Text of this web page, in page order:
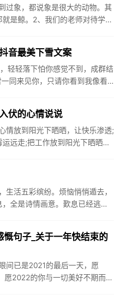
过象，都说象是很大的动物。其
是鲸。2、我们的老师对待学生
音最美下雪文案
轻轻落下怕你感觉不到，成群结
同来见你，只请你看到我像看
伏的心情说说
情放到阳光下晒晒，让快乐渗透;
远走;把工作放到阳光下晒晒，
生活五彩缤纷。烦恼悄悄遁去，
全是诗情画意。歎息已经逃
句子_关于一年快结束的
间已是2021的最后一天，愿
愿2022的你与一切美好不期而